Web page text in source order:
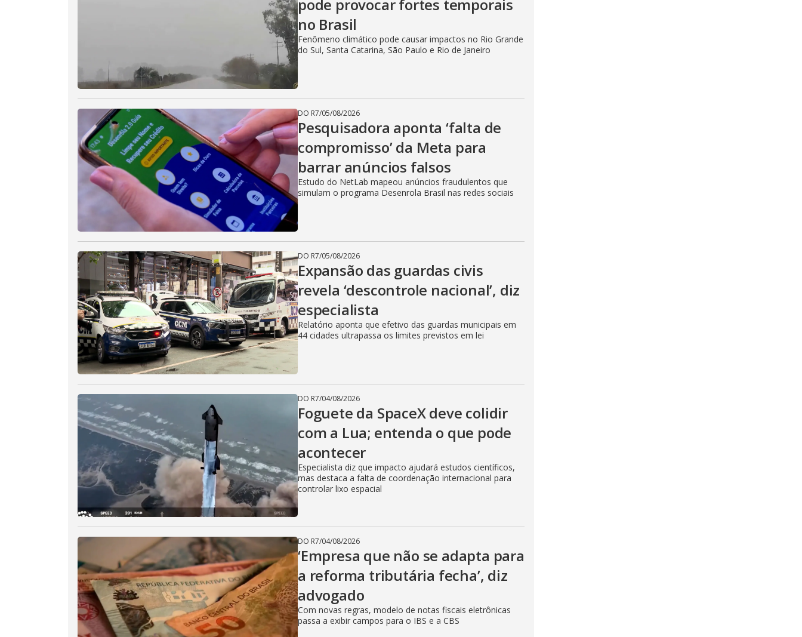
i
d
e
o
pode provocar fortes temporais
no Brasil
Fenômeno climático pode causar impactos no Rio Grande
do Sul, Santa Catarina, São Paulo e Rio de Janeiro
DO R7/05/08/2026
Pesquisadora aponta ‘falta de
compromisso’ da Meta para
barrar anúncios falsos
Estudo do NetLab mapeou anúncios fraudulentos que
simulam o programa Desenrola Brasil nas redes sociais
DO R7/05/08/2026
Expansão das guardas civis
revela ‘descontrole nacional’, diz
especialista
Relatório aponta que efetivo das guardas municipais em
44 cidades ultrapassa os limites previstos em lei
DO R7/04/08/2026
Foguete da SpaceX deve colidir
com a Lua; entenda o que pode
acontecer
Especialista diz que impacto ajudará estudos científicos,
mas destaca a falta de coordenação internacional para
controlar lixo espacial
DO R7/04/08/2026
‘Empresa que não se adapta para
a reforma tributária fecha’, diz
advogado
Com novas regras, modelo de notas fiscais eletrônicas
passa a exibir campos para o IBS e a CBS